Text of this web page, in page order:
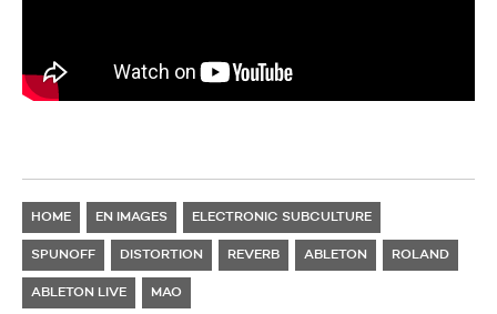
HOME EN IMAGES ELECTRONIC SUBCULTURE
SPUNOFF DISTORTION REVERB ABLETON ROLAND
ABLETON LIVE MAO